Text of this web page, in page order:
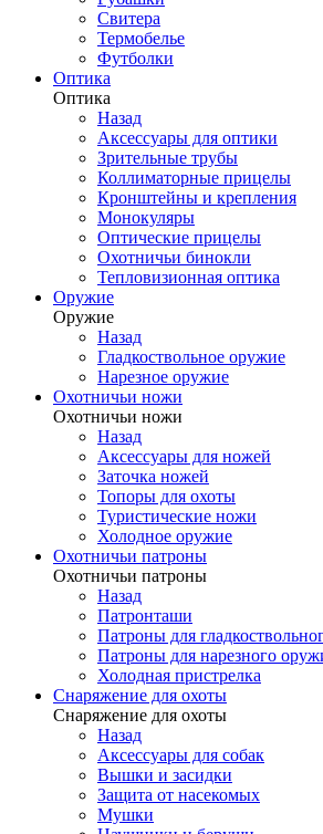
Свитера
Термобелье
Футболки
Оптика
Оптика
Назад
Аксессуары для оптики
Зрительные трубы
Коллиматорные прицелы
Кронштейны и крепления
Монокуляры
Оптические прицелы
Охотничьи бинокли
Тепловизионная оптика
Оружие
Оружие
Назад
Гладкоствольное оружие
Нарезное оружие
Охотничьи ножи
Охотничьи ножи
Назад
Аксессуары для ножей
Заточка ножей
Топоры для охоты
Туристические ножи
Холодное оружие
Охотничьи патроны
Охотничьи патроны
Назад
Патронташи
Патроны для
Патроны для нарезного
Холодная пристрелка
Снаряжение для охоты
Снаряжение для охоты
Назад
Аксессуары для собак
Вышки и засидки
Защита от насекомых
Мушки